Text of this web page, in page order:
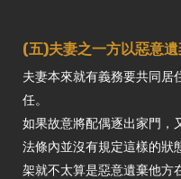
(五)夫妻之一方以惡意
夫妻本來就有義務要共同居
任。
如果故意將配偶逐出家門，
法條內並沒有規定這樣的狀
架就不太算是惡意遺棄他方